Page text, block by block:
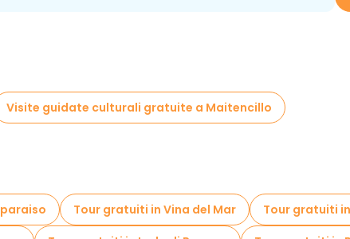
Visite guidate culturali gratuite a Maitencillo
Tour gratuiti in Vina del Mar
Tour gratuiti